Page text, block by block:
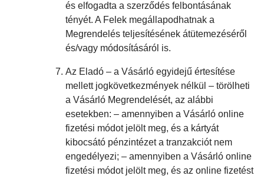
és elfogadta a szerződés felbontásának
tényét. A Felek megállapodhatnak a
Megrendelés teljesítésének átütemezéséről
és/vagy módosításáról is.
Az Eladó – a Vásárló egyidejű értesítése
mellett jogkövetkezmények nélkül – törölheti
a Vásárló Megrendelését, az alábbi
esetekben: – amennyiben a Vásárló online
fizetési módot jelölt meg, és a kártyát
kibocsátó pénzintézet a tranzakciót nem
engedélyezi; – amennyiben a Vásárló online
fizetési módot jelölt meg, és az online fizetést